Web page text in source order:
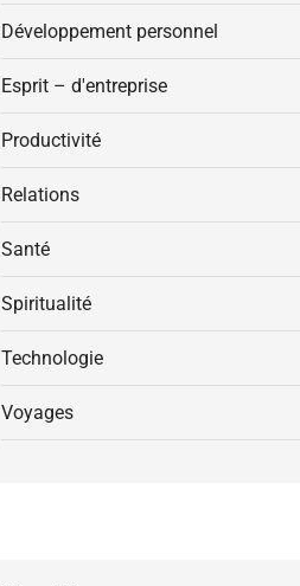
Développement personnel
Esprit – d'entreprise
Productivité
Relations
Santé
Spiritualité
Technologie
Voyages